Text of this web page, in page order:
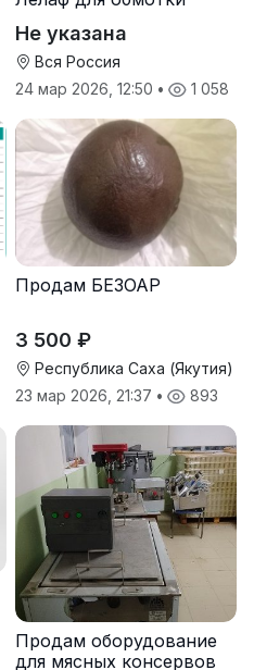
Не указана
Вся Россия
24 мар 2026, 12:50 • 1 058
Продам БЕЗОАР
3 500 ₽
Республика Саха (Якутия)
23 мар 2026, 21:37 • 893
Продам оборудование
для мясных консервов